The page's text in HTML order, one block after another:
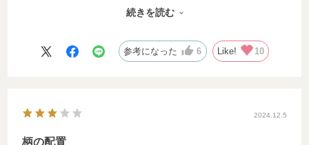
夫の前で「どう？かわいくない？！」って聞くと「うん！かわい
マチがあるので，思ったより沢山荷物が入ります。
続きを読む
参考になった 6 Like! 10
2024.12.5
柄の配置